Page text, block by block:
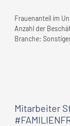
Frauenanteil im
Anzahl der
Branche:
Mitarbeiter